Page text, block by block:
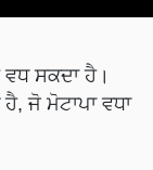
ਵਧ ਸਕਦਾ ਹੈ।
ਜੋ ਮੋਟਾਪਾ ਵਧਾ